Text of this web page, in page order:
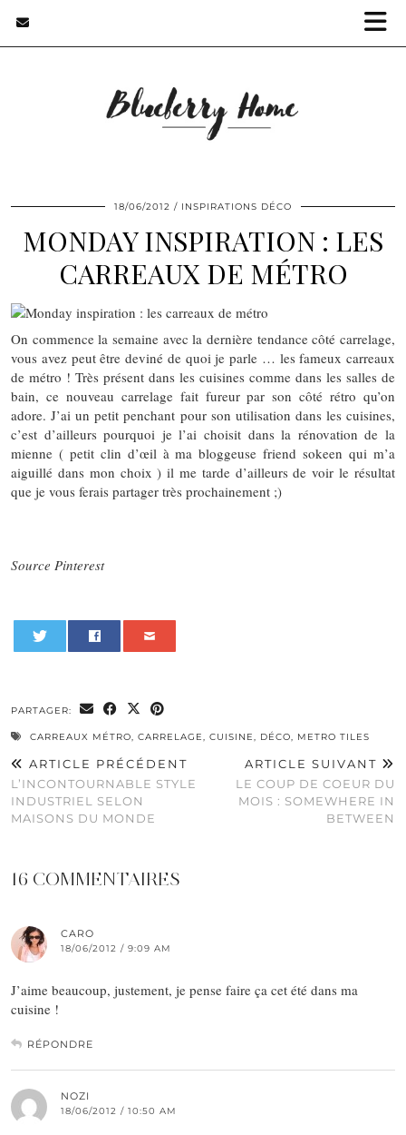
18/06/2012 INSPIRATIONS DÉCO
MONDAY INSPIRATION : LES
CARREAUX DE MÉTRO
On commence la semaine avec la dernière tendance côté carrelage,
vous avez peut être deviné de quoi je parle … les fameux carreaux
de métro ! Très présent dans les cuisines comme dans les salles de
bain, ce nouveau carrelage fait fureur par son côté rétro qu’on
adore. J’ai un petit penchant pour son utilisation dans les cuisines,
c’est d’ailleurs pourquoi je l’ai choisit dans la rénovation de la
mienne ( petit clin d’œil à ma bloggeuse friend sokeen qui m’a
aiguillé dans mon choix ) il me tarde d’ailleurs de voir le résultat
que je vous ferais partager très prochainement ;)
Source Pinterest
PARTAGER:
CARREAUX MÉTRO CARRELAGE CUISINE DÉCO METRO TILES
ARTICLE PRÉCÉDENT
L’INCONTOURNABLE STYLE
INDUSTRIEL SELON
MAISONS DU MONDE
ARTICLE SUIVANT
LE COUP DE COEUR DU
MOIS : SOMEWHERE IN
BETWEEN
16 COMMENTAIRES
CARO
18/06/2012 / 9:09 AM
J’aime beaucoup, justement, je pense faire ça cet été dans ma
cuisine !
RÉPONDRE
NOZI
18/06/2012 / 10:50 AM